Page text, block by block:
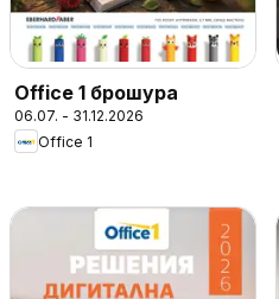
Office 1 брошура
06.07. - 31.12.2026
Office 1